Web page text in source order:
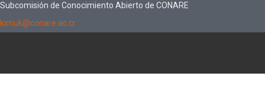
Subcomisión de Conocimiento Abierto de CONARE
kimuk@conare.ac.cr